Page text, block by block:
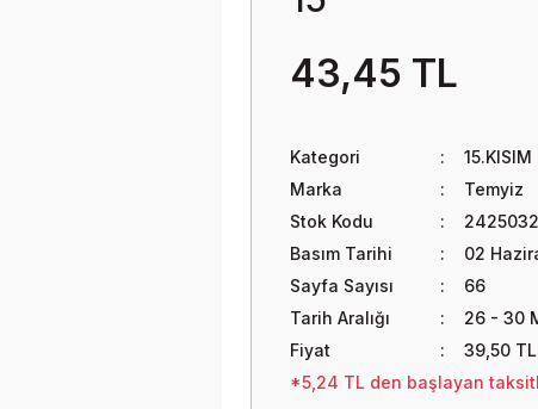
43,45 TL
Kategori
15.KISIM
Marka
Temyiz
Stok Kodu
Basım Tarihi
02
Sayfa Sayısı
66
Tarih Aralığı
26 - 30
Fiyat
39,50
*5,24 TL den başlayan